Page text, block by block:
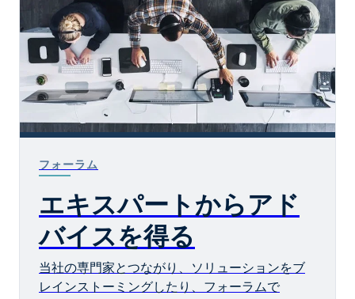
フォーラム
エキスパートからアド
バイスを得る
当社の専門家とつながり、ソリューションをブ
レインストーミングしたり、フォーラムで